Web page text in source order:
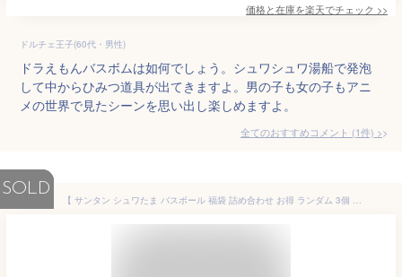
価格と在庫を楽天でチェック >>
ドルチェ王子(60代・男性)
ドラえもんバスボムは如何でしょう。シュワシュワ湯船で発泡
して中からひみつ道具が出てきますよ。男の子も女の子もアニ
メの世界で見たシーンを思い出し楽しめますよ。
全てのおすすめコメント (1件) >
SOLD
【 サンタン シュワたま バスボール 福袋 詰め合わせ お得 ランダム 3個 セット 】 バスボム おもちゃ 入浴剤 ギフト 光る キャラクター 生き物 セット 男の子 お風呂 キャラクター フィギュア マスコット 人気 癒し 詰め合わせ まとめ買い